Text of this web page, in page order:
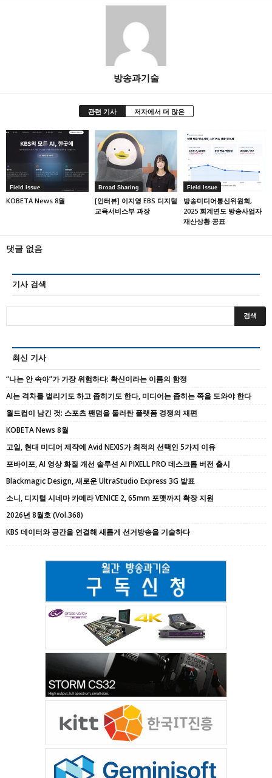
방송과기술
관련 기사 저자에서 더 많은
Field Issue
KOBETA News 8월
Broad Sharing
[인터뷰] 이지영 EBS 디지털
교육서비스부 과장
Field Issue
방송미디어통신위원회,
2025 회계연도 방송사업자
재산상황 공표
댓글 없음
기사 검색
최신 기사
“나는 안 속아”가 가장 위험하다: 확신이라는 이름의 함정
AI는 격차를 벌리기도 하고 좁히기도 한다, 미디어는 좁히는 쪽을 도와야 한다
월드컵이 남긴 것: 스포츠 팬덤을 둘러싼 플랫폼 경쟁의 재편
KOBETA News 8월
고일, 현대 미디어 제작에 Avid NEXIS가 최적의 선택인 5가지 이유
포바이포, AI 영상 화질 개선 솔루션 AI PIXELL PRO 데스크톱 버전 출시
Blackmagic Design, 새로운 UltraStudio Express 3G 발표
소니, 디지털 시네마 카메라 VENICE 2, 65mm 포맷까지 확장 지원
2026년 8월호 (Vol.368)
KBS 데이터와 공간을 연결해 새롭게 선거방송을 기술하다